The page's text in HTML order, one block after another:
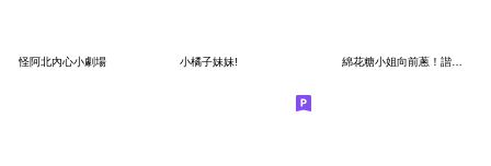
怪阿北內心小劇場 小橘子妹妹! 綿花糖小姐向前蔥！諧音梗